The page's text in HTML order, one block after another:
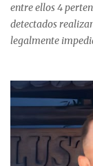
entre ellos 4
detectados
legalmente
estableció que
custodian fondos
monto total de
En el detalle
identificó a